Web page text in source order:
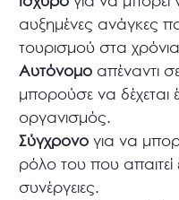
αυξημένες ανάγκες
τουρισμού στα
Αυτόνομο απέναντι
μπορούσε να
οργανισμός.
Σύγχρονογια να
ρόλο του που απαιτεί
συνέργειες.